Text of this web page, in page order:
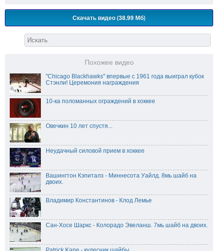
Скачать видео (38.99 Мб)
Похожее видео
"Chicago Blackhawks" впервые с 1961 года выиграл кубок
Стэнли! Церемония награждения
10-ка поломанных ограждений в хоккее
Овечкин 10 лет спустя...
Неудачный силовой прием в хоккее
Вашингтон Кэпиталз - Миннесота Уайлд. 8мь шайб на
двоих.
Владимир Константинов - Клод Лемье
Сан-Хосе Шаркс - Колорадо Эвеланш. 7мь шайб на двоих.